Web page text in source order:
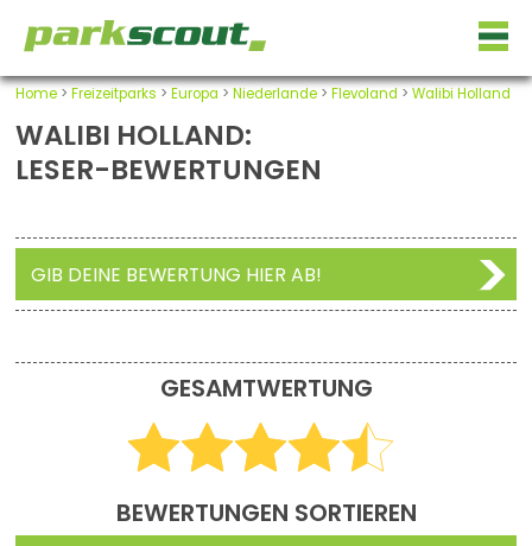
Home> Freizeitparks > Europa > Niederlande> Flevoland > Walibi Holland
WALIBI HOLLAND:
LESER-BEWERTUNGEN
GIB DEINE BEWERTUNG HIER AB!
GESAMTWERTUNG
BEWERTUNGEN SORTIEREN